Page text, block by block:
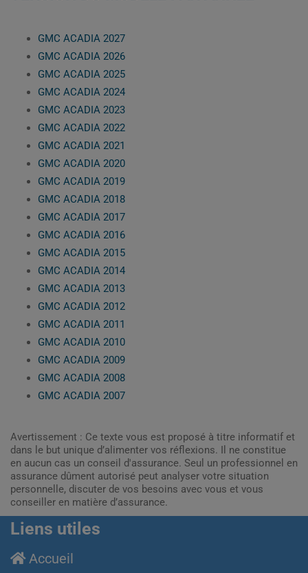
GMC ACADIA 2027
GMC ACADIA 2026
GMC ACADIA 2025
GMC ACADIA 2024
GMC ACADIA 2023
GMC ACADIA 2022
GMC ACADIA 2021
GMC ACADIA 2020
GMC ACADIA 2019
GMC ACADIA 2018
GMC ACADIA 2017
GMC ACADIA 2016
GMC ACADIA 2015
GMC ACADIA 2014
GMC ACADIA 2013
GMC ACADIA 2012
GMC ACADIA 2011
GMC ACADIA 2010
GMC ACADIA 2009
GMC ACADIA 2008
GMC ACADIA 2007
Avertissement : Ce texte vous est proposé à titre informatif et
dans le but unique d’alimenter vos réflexions. Il ne constitue
en aucun cas un conseil d'assurance. Seul un professionnel en
assurance dûment autorisé peut analyser votre situation
personnelle, discuter de vos besoins avec vous et vous
conseiller en matière d’assurance.
Liens utiles
Accueil